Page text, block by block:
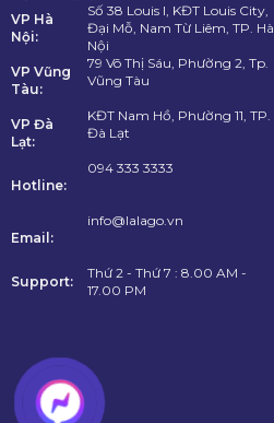
VP Hà
Nội:
Số 38 Louis I, KĐT Louis City,
Đại Mỗ, Nam Từ Liêm, TP. Hà
Nội
VP Vũng
Tàu:
79 Võ Thị Sáu, Phường 2, Tp.
Vũng Tàu
VP Đà
Lạt:
KĐT Nam Hồ, Phường 11, TP.
Đà Lạt
Hotline:
094 333 3333
Email:
info@lalago.vn
Support:
Thứ 2 - Thứ 7 : 8.00 AM -
17.00 PM